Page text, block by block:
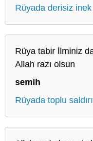
Rüyada derisiz
Rüya tabir İlminiz
Allah razı olsun
semih
Rüyada toplu